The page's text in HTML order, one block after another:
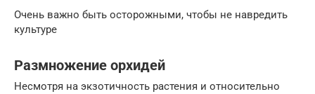
Очень важно быть осторожными, чтобы не навредить
культуре
Размножение орхидей
Несмотря на экзотичность растения и относительно